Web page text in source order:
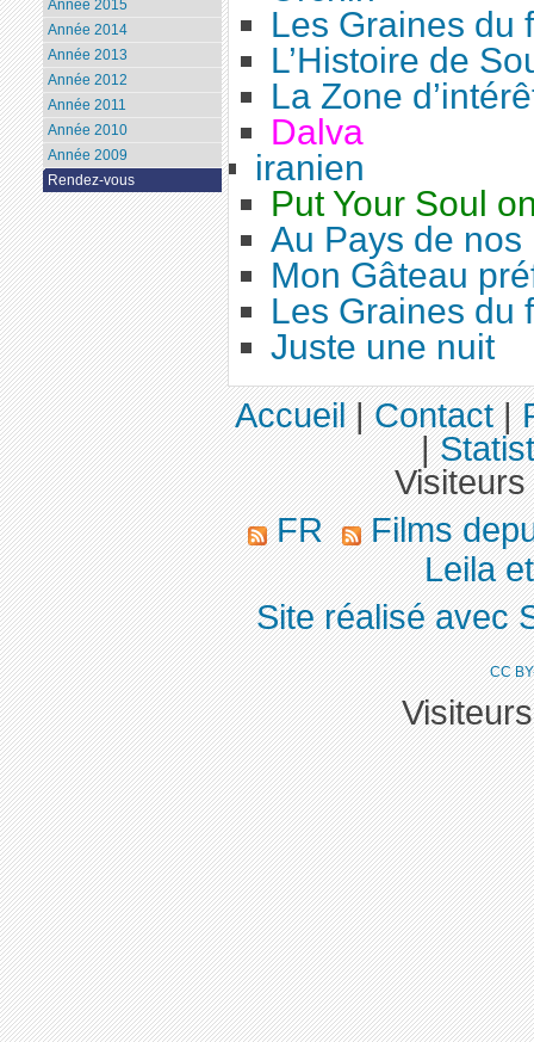
Les Graines du
L’Histoire de
La Zone
Dalva
iranien
Put Your Soul
Au Pays de nos
Mon Gâteau
Les Graines du
Juste une nuit
Année 2015
Année 2014
Année 2013
Année 2012
Année 2011
Année 2010
Année 2009
Rendez-vous
Accueil|Contact|
|
FR
Films
Leila
Site réalisé avec
CC